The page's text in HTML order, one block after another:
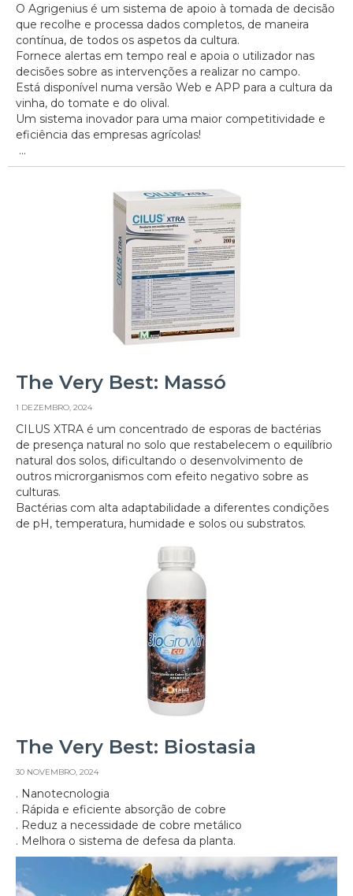
O Agrigenius é um sistema de apoio à tomada de decisão
que recolhe e processa dados completos, de maneira
contínua, de todos os aspetos da cultura.
Fornece alertas em tempo real e apoia o utilizador nas
decisões sobre as intervenções a realizar no campo.
Está disponível numa versão Web e APP para a cultura da
vinha, do tomate e do olival.
Um sistema inovador para uma maior competitividade e
eficiência das empresas agrícolas!
...
The Very Best: Massó
1 DEZEMBRO, 2024
CILUS XTRA é um concentrado de esporas de bactérias
de presença natural no solo que restabelecem o equilíbrio
natural dos solos, dificultando o desenvolvimento de
outros microrganismos com efeito negativo sobre as
culturas.
Bactérias com alta adaptabilidade a diferentes condições
de pH, temperatura, humidade e solos ou substratos.
The Very Best: Biostasia
30 NOVEMBRO, 2024
. Nanotecnologia
. Rápida e eficiente absorção de cobre
. Reduz a necessidade de cobre metálico
. Melhora o sistema de defesa da planta.